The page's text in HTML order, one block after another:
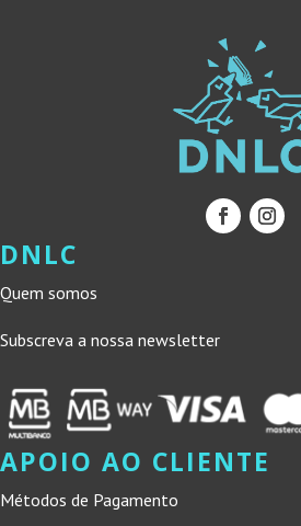
DNLC
Quem somos
Subscreva a nossa newsletter
APOIO AO CLIENTE
Métodos de Pagamento